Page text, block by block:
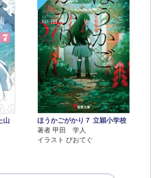
山
ほうかごがかり７ 立穎小学校
著者 甲田 学人
イラスト ぴおてぐ